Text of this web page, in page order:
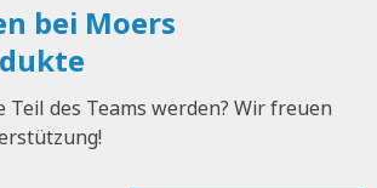
bei Moers
Teil des Teams werden? Wir freuen